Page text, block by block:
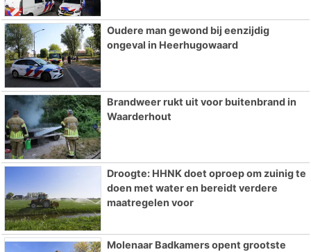
Oudere man gewond bij eenzijdig
ongeval in Heerhugowaard
Brandweer rukt uit voor buitenbrand in
Waarderhout
Droogte: HHNK doet oproep om zuinig te
doen met water en bereidt verdere
maatregelen voor
Molenaar Badkamers opent grootste